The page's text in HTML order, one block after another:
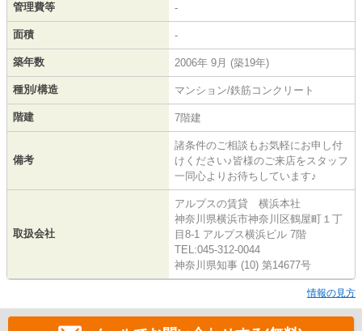
管理費等 -
面積 -
築年数 2006年 9月 (築19年)
種別/構造 マンション/鉄筋コンクリート
階建 7階建
備考
諸条件のご相談もお気軽にお申し付
けください♪皆様のご来店をスタッフ
一同心よりお待ちしています♪
取扱会社
アルプスの賃貸 横浜本社
神奈川県横浜市神奈川区鶴屋町１丁
目8-1 アルプス横浜ビル 7階
TEL:045-312-0044
神奈川県知事 (10) 第14677号
情報の見方